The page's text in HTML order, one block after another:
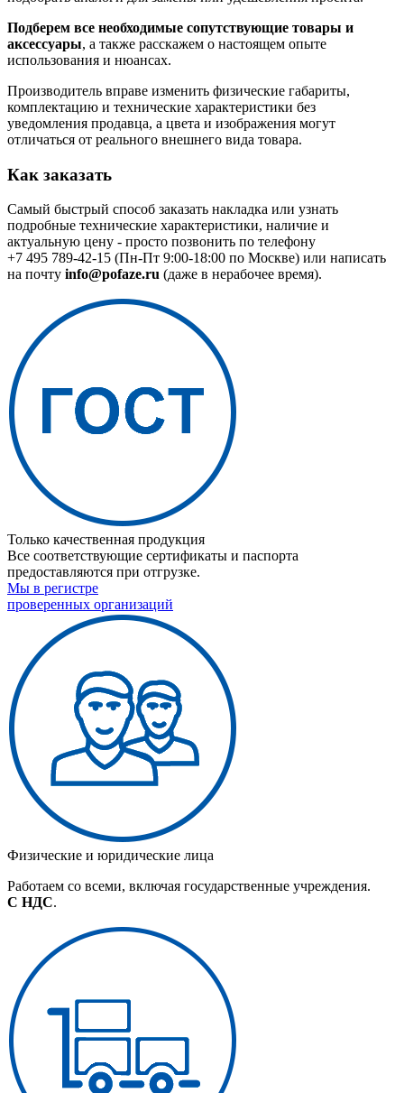
Подберем все необходимые сопутствующие товары и
аксессуары, а также расскажем о настоящем опыте
использования и нюансах.
Производитель вправе изменить физические габариты,
комплектацию и технические характеристики без
уведомления продавца, а цвета и изображения могут
отличаться от реального внешнего вида товара.
Как заказать
Самый быстрый способ заказать накладка или узнать
подробные технические характеристики, наличие и
актуальную цену - просто позвонить по телефону
+7 495 789-42-15 (Пн-Пт 9:00-18:00 по Москве) или написать
на почту info@pofaze.ru (даже в нерабочее время).
Только качественная продукция
Все соответствующие сертификаты и паспорта
предоставляются при отгрузке.
Мы в регистре
проверенных организаций
Физические и юридические лица
Работаем со всеми, включая государственные учреждения.
С НДС.